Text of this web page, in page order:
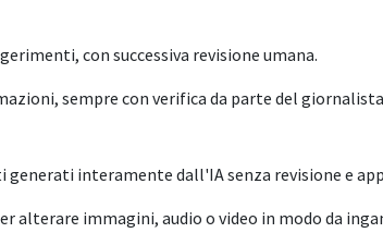
con successiva revisione umana.
sempre con verifica da parte del
interamente dall'IA senza revisione e
alterare immagini, audio o video in modo da